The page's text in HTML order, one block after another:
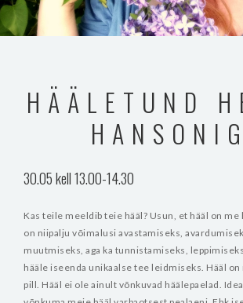
HÄÄLETUND
30.05 kell 13.00-14.30
Kas teile meeldib teie hääl? Usun, et hääl on me
on niipalju võimalusi avastamiseks,
muutmiseks, aga ka tunnistamiseks,
hääle iseenda unikaalse tee leidmiseks. Hääl
pill. Hääl ei ole ainult võnkuvad häälepaelad.